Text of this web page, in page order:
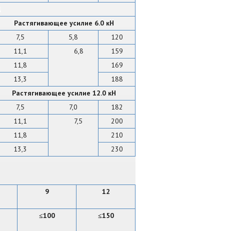
Растягивающее усилие 6.0 кН
7,5 5,8
120
11,1 6,8
159
11,8
169
13,3
188
Растягивающее усилие 12.0 кН
7,5 7,0
182
11,1 7,5
200
11,8
210
13,3 230
9 12
≤100 ≤150